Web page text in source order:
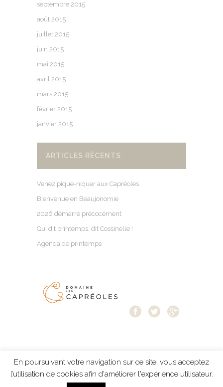
septembre 2015
août 2015
juillet 2015
juin 2015
mai 2015
avril 2015
mars 2015
février 2015
janvier 2015
ARTICLES RÉCENTS
Venez pique-niquer aux Capréoles
Bienvenue en Beaujonomie
2026 démarre précocément
Qui dit printemps, dit Cossinelle !
Agenda de printemps
Mentions légales Protection des données
création Résonance Communication
En poursuivant votre navigation sur ce site, vous acceptez
l’utilisation de cookies afin d'améliorer l'expérience utilisateur.